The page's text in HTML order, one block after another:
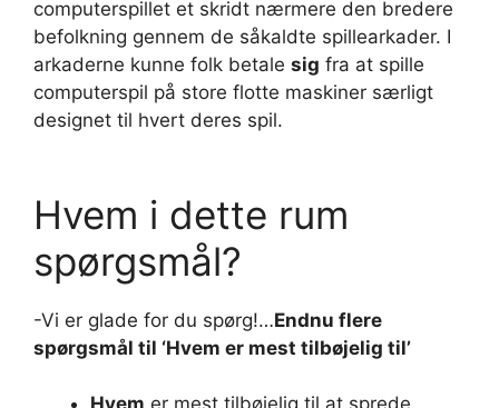
computerspillet et skridt nærmere den bredere
befolkning gennem de såkaldte spillearkader. I
arkaderne kunne folk betale sig fra at spille
computerspil på store flotte maskiner særligt
designet til hvert deres spil.
Hvem i dette rum
spørgsmål?
-Vi er glade for du spørg!…Endnu flere
spørgsmål til ‘Hvem er mest tilbøjelig til’